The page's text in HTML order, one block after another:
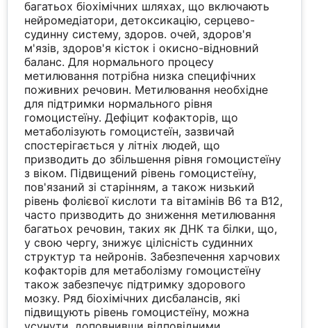
багатьох біохімічних шляхах, що включають
нейромедіатори, детоксикацію, серцево-
судинну систему, здоров. очей, здоров'я
м'язів, здоров'я кісток і окисно-відновний
баланс. Для нормального процесу
метилювання потрібна низка специфічних
поживних речовин. Метилювання необхідне
для підтримки нормального рівня
гомоцистеїну. Дефіцит кофакторів, що
метаболізують гомоцистеїн, зазвичай
спостерігається у літніх людей, що
призводить до збільшення рівня гомоцистеїну
з віком. Підвищений рівень гомоцистеїну,
пов'язаний зі старінням, а також низький
рівень фолієвої кислоти та вітамінів В6 та В12,
часто призводить до зниження метилювання
багатьох речовин, таких як ДНК та білки, що,
у свою чергу, знижує цілісність судинних
структур та нейронів. Забезпечення харчових
кофакторів для метаболізму гомоцистеїну
також забезпечує підтримку здорового
мозку. Ряд біохімічних дисбалансів, які
підвищують рівень гомоцистеїну, можна